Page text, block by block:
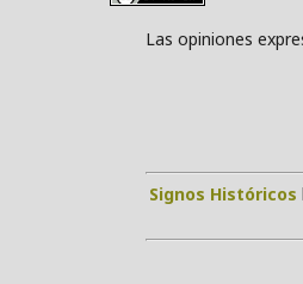
Las opiniones
Signos Históricos